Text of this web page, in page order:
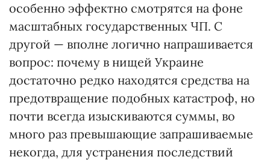
особенно эффектно смотрятся на фоне
масштабных государственных ЧП. С
другой — вполне логично напрашивается
вопрос: почему в нищей Украине
достаточно редко находятся средства на
предотвращение подобных катастроф, но
почти всегда изыскиваются суммы, во
много раз превышающие запрашиваемые
некогда, для устранения последствий